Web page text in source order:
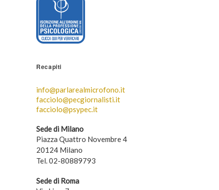
Recapiti
info@parlarealmicrofono.it
facciolo@pecgiornalisti.it
facciolo@psypec.it
Sede di Milano
Piazza Quattro Novembre 4
20124 Milano
Tel. 02-80889793
Sede di Roma